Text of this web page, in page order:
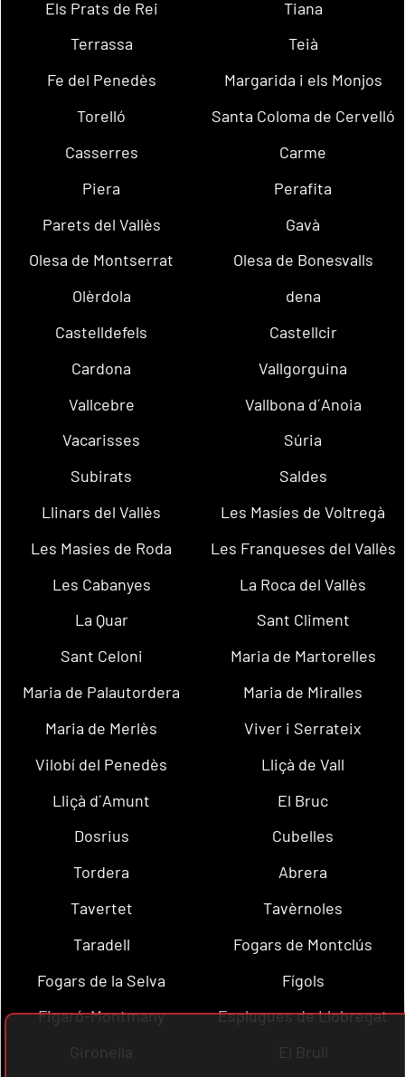
Els Prats de Rei
Tiana
Terrassa
Teià
Fe del Penedès
Margarida i els Monjos
Torelló
Santa Coloma de Cervelló
Casserres
Carme
Piera
Perafita
Parets del Vallès
Gavà
Olesa de Montserrat
Olesa de Bonesvalls
Olèrdola
dena
Castelldefels
Castellcir
Cardona
Vallgorguina
Vallcebre
Vallbona d´Anoia
Vacarisses
Súria
Subirats
Saldes
Llinars del Vallès
Les Masíes de Voltregà
Les Masies de Roda
Les Franqueses del Vallès
Les Cabanyes
La Roca del Vallès
La Quar
Sant Climent
Sant Celoni
Maria de Martorelles
Maria de Palautordera
Maria de Miralles
Maria de Merlès
Viver i Serrateix
Vilobí del Penedès
Lliçà de Vall
Lliçà d´Amunt
El Bruc
Dosrius
Cubelles
Tordera
Abrera
Tavertet
Tavèrnoles
Taradell
Fogars de Montclús
Fogars de la Selva
Fígols
Figaró-Montmany
Esplugues de Llobregat
Gironella
El Brull